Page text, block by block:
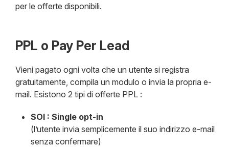
per le offerte disponibili.
PPL o Pay Per Lead
Vieni pagato ogni volta che un utente si registra
gratuitamente, compila un modulo o invia la propria e-
mail. Esistono 2 tipi di offerte PPL :
SOI : Single opt-in
(l’utente invia semplicemente il suo indirizzo e-mail
senza confermare)